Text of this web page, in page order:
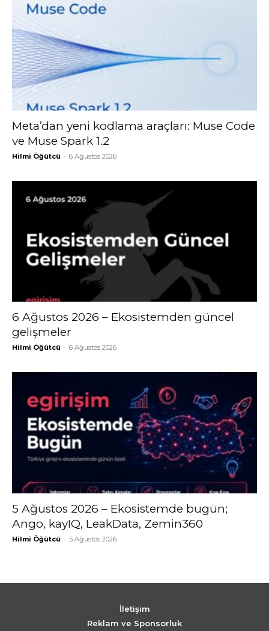
Meta’dan yeni kodlama araçları: Muse Code
ve Muse Spark 1.2
Hilmi Öğütcü - 6 Ağustos 2026
6 Ağustos 2026 – Ekosistemden güncel
gelişmeler
Hilmi Öğütcü - 6 Ağustos 2026
5 Ağustos 2026 – Ekosistemde bugün;
Ango, kayIQ, LeakData, Zemin360
Hilmi Öğütcü - 5 Ağustos 2026
İletişim
Reklam ve Sponsorluk